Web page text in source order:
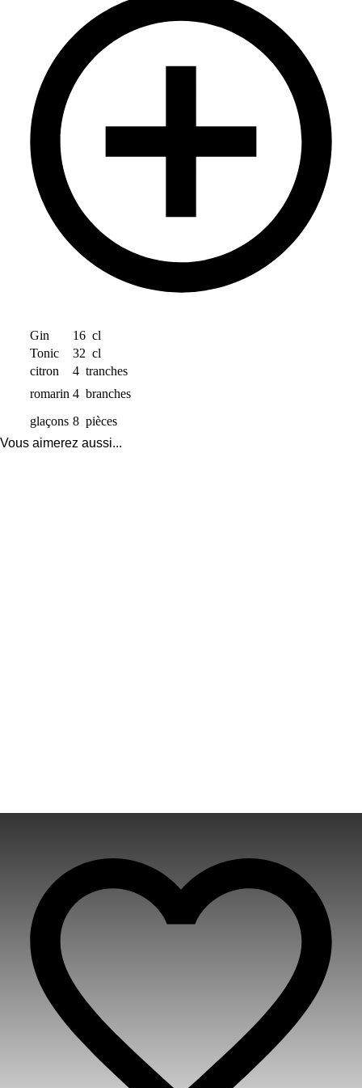
Gin 16 cl
Tonic
32 cl
citron
4 tranches
romarin 4 branches
glaçons 8 pièces
Vous aimerez aussi...